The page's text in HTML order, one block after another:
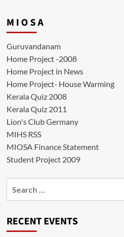
M I O S A
Guruvandanam
Home Project -2008
Home Project in News
Home Project- House Warming
Kerala Quiz 2008
Kerala Quiz 2011
Lion's Club Germany
MIHS RSS
MIOSA Finance Statement
Student Project 2009
RECENT EVENTS